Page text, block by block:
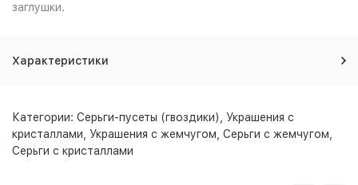
заглушки.
Характеристики
Категории: Серьги-пусеты (гвоздики)
Украшения с
кристаллами
Украшения с жемчугом Серьги с жемчугом
Серьги с кристаллами